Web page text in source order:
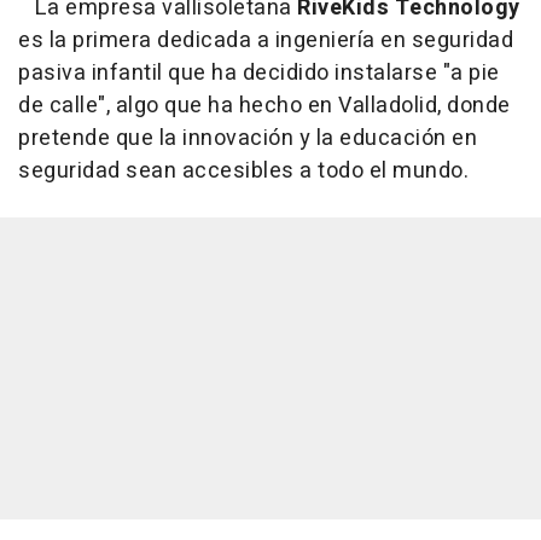
La empresa vallisoletana RiveKids Technology
es la primera dedicada a ingeniería en seguridad
pasiva infantil que ha decidido instalarse "a pie
de calle", algo que ha hecho en Valladolid, donde
pretende que la innovación y la educación en
seguridad sean accesibles a todo el mundo.